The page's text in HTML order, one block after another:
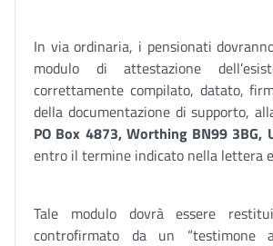
In via ordinaria, i pensionati
modulo di attestazione
correttamente compilato, datato,
della documentazione di supporto,
PO Box 4873, Worthing BN99 3BG,
entro il termine indicato nella lettera
Tale modulo dovrà essere
controfirmato da un “testimone